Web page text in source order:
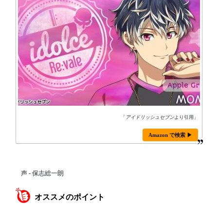
「 アイドリッシュセブンより引用」
Amazon で検索 ▶
声 - 保志総一朗
オススメのポイント